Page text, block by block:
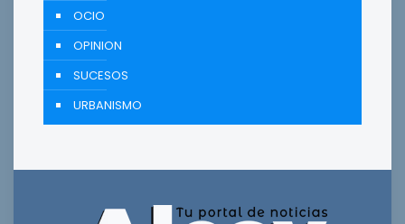
OCIO
OPINION
SUCESOS
URBANISMO